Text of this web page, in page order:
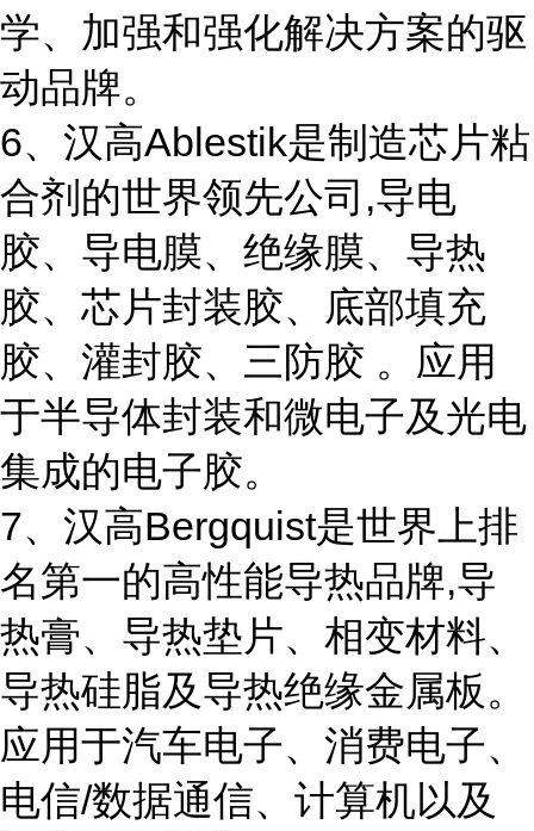
学、加强和强化解决方案的驱
动品牌。
6、汉高Ablestik是制造芯片粘
合剂的世界领先公司,导电
胶、导电膜、绝缘膜、导热
胶、芯片封装胶、底部填充
胶、灌封胶、三防胶 。应用
于半导体封装和微电子及光电
集成的电子胶。
7、汉高Bergquist是世界上排
名第一的高性能导热品牌,导
热膏、导热垫片、相变材料、
导热硅脂及导热绝缘金属板。
应用于汽车电子、消费电子、
电信/数据通信、计算机以及